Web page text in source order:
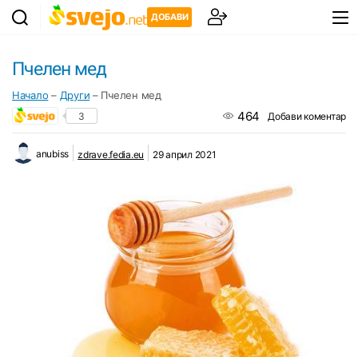
ДОБАВИ
Пчелен мед
Начало – Други – Пчелен мед
3 464 Добави коментар
anubiss zdrave.fedia.eu 29 април 2021